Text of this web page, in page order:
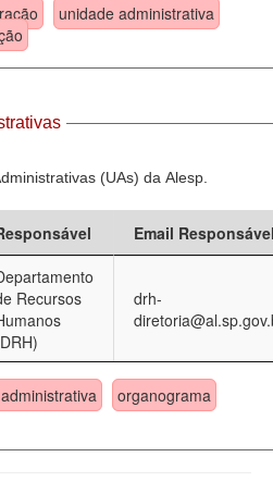
unidade administrativa
(UAs) da Alesp.
Email
Recursos
drh-
organograma